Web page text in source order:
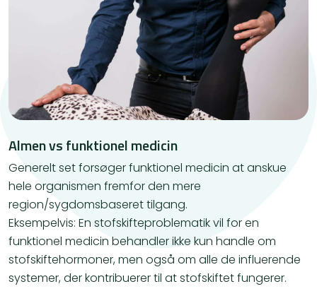
Almen vs funktionel medicin
​Generelt set forsøger funktionel medicin at anskue
hele organismen fremfor den mere
region/sygdomsbaseret tilgang.
Eksempelvis: En stofskifteproblematik vil for en
funktionel medicin behandler ikke kun handle om
stofskiftehormoner, men også om alle de influerende
systemer, der kontribuerer til at stofskiftet fungerer.